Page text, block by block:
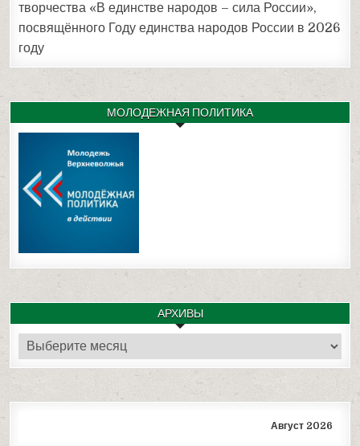
творчества «В единстве народов – сила России»,
посвящённого Году единства народов России в 2026
году
МОЛОДЕЖНАЯ ПОЛИТИКА
АРХИВЫ
Архивы
Август 2026